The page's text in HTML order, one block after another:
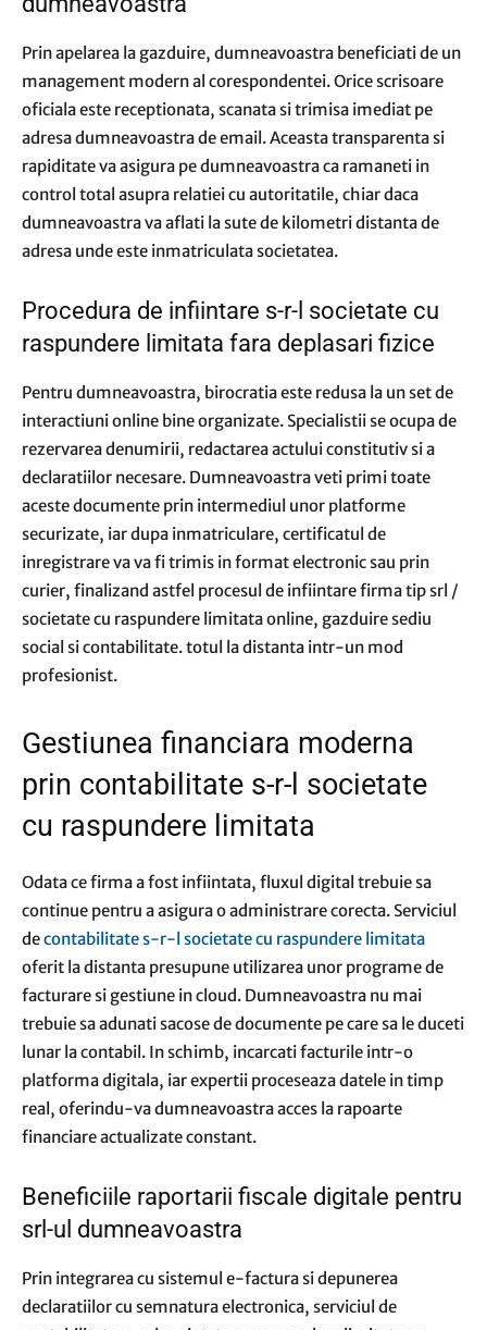
Prin apelarea la gazduire, dumneavoastra beneficiati de un
management modern al corespondentei. Orice scrisoare
oficiala este receptionata, scanata si trimisa imediat pe
adresa dumneavoastra de email. Aceasta transparenta si
rapiditate va asigura pe dumneavoastra ca ramaneti in
control total asupra relatiei cu autoritatile, chiar daca
dumneavoastra va aflati la sute de kilometri distanta de
adresa unde este inmatriculata societatea.
Procedura de infiintare s-r-l societate cu
raspundere limitata fara deplasari fizice
Pentru dumneavoastra, birocratia este redusa la un set de
interactiuni online bine organizate. Specialistii se ocupa de
rezervarea denumirii, redactarea actului constitutiv si a
declaratiilor necesare. Dumneavoastra veti primi toate
aceste documente prin intermediul unor platforme
securizate, iar dupa inmatriculare, certificatul de
inregistrare va va fi trimis in format electronic sau prin
curier, finalizand astfel procesul de infiintare firma tip srl /
societate cu raspundere limitata online, gazduire sediu
social si contabilitate. totul la distanta intr-un mod
profesionist.
Gestiunea financiara moderna
prin contabilitate s-r-l societate
cu raspundere limitata
Odata ce firma a fost infiintata, fluxul digital trebuie sa
continue pentru a asigura o administrare corecta. Serviciul
decontabilitate s-r-l societate cu raspundere limitata
oferit la distanta presupune utilizarea unor programe de
facturare si gestiune in cloud. Dumneavoastra nu mai
trebuie sa adunati sacose de documente pe care sa le duceti
lunar la contabil. In schimb, incarcati facturile intr-o
platforma digitala, iar expertii proceseaza datele in timp
real, oferindu-va dumneavoastra acces la rapoarte
financiare actualizate constant.
Beneficiile raportarii fiscale digitale pentru
srl-ul dumneavoastra
Prin integrarea cu sistemul e-factura si depunerea
declaratiilor cu semnatura electronica, serviciul de